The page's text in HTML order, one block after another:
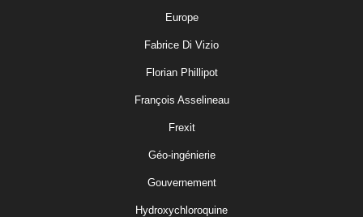
Europe
Fabrice Di Vizio
Florian Phillipot
François Asselineau
Frexit
Géo-ingénierie
Gouvernement
Hydroxychloroquine